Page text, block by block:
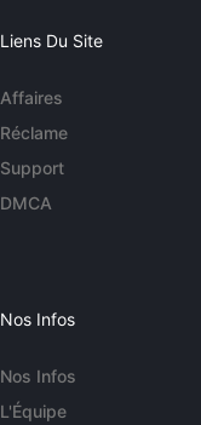
Liens Du Site
Affaires
Réclame
Support
DMCA
Nos Infos
Nos Infos
L'Équipe